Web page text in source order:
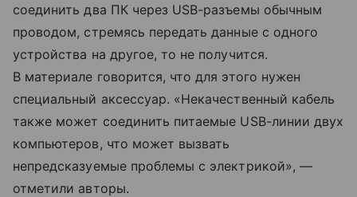
соединить два ПК через USB-разъемы обычным
проводом, стремясь передать данные с одного
устройства на другое, то не получится.
В материале говорится, что для этого нужен
специальный аксессуар. «Некачественный кабель
также может соединить питаемые USB-линии двух
компьютеров, что может вызвать
непредсказуемые проблемы с электрикой», —
отметили авторы.